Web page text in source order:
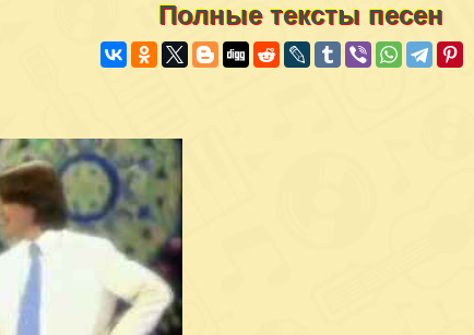
Полные тексты песен